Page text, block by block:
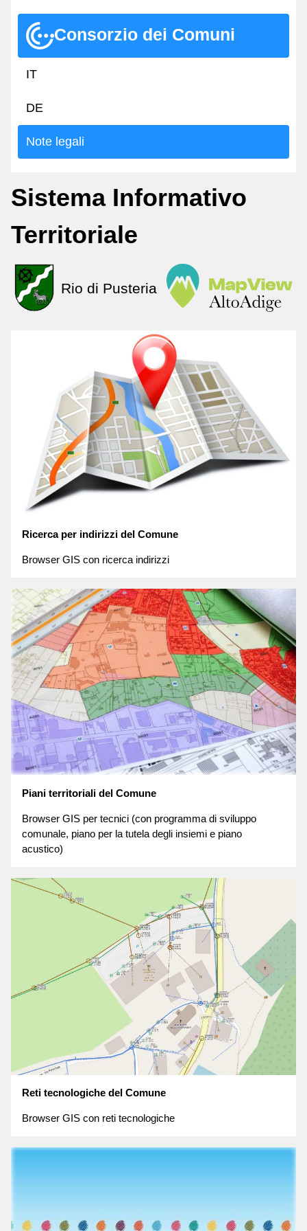
Consorzio dei Comuni
IT
DE
Note legali
Sistema Informativo
Territoriale
Rio di Pusteria
Ricerca per indirizzi del Comune
Browser GIS con ricerca indirizzi
Piani territoriali del Comune
Browser GIS per tecnici (con programma di sviluppo
comunale, piano per la tutela degli insiemi e piano
acustico)
Reti tecnologiche del Comune
Browser GIS con reti tecnologiche